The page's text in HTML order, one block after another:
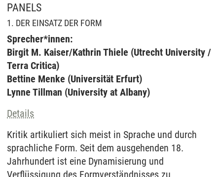
PANELS
1. DER EINSATZ DER FORM
Sprecher*innen:
Birgit M. Kaiser/Kathrin Thiele (Utrecht University /
Terra Critica)
Bettine Menke (Universität Erfurt)
Lynne Tillman (University at Albany)
Details
Kritik artikuliert sich meist in Sprache und durch
sprachliche Form. Seit dem ausgehenden 18.
Jahrhundert ist eine Dynamisierung und
Verflüssigung des Formverständnisses zu